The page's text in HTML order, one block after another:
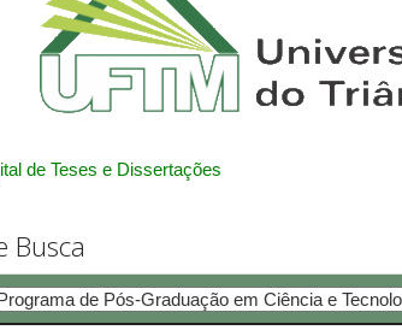
de Teses e Dissertações
Busca